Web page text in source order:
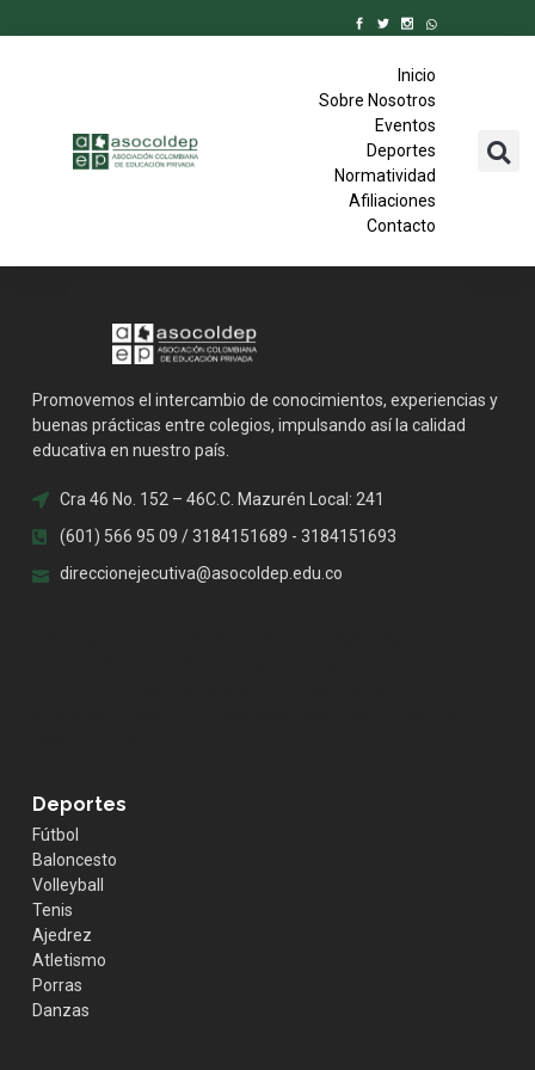
Inicio
Sobre Nosotros
Eventos
Deportes
Normatividad
Afiliaciones
Contacto
Promovemos el intercambio de conocimientos, experiencias y
buenas prácticas entre colegios, impulsando así la calidad
educativa en nuestro país.
Cra 46 No. 152 – 46C.C. Mazurén Local: 241
(601) 566 95 09 / 3184151689 - 3184151693
direccionejecutiva@asocoldep.edu.co
Deportes
Fútbol
Baloncesto
Volleyball
Tenis
Ajedrez
Atletismo
Porras
Danzas